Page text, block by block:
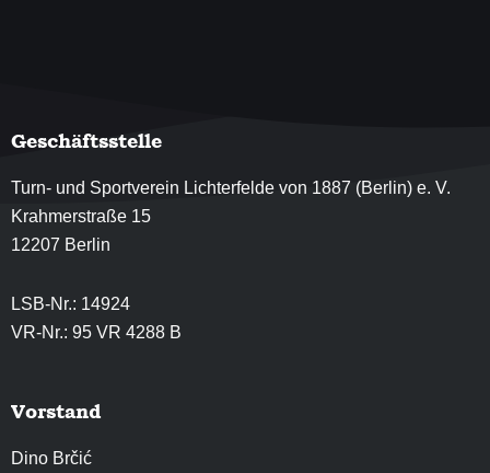
Geschäftsstelle
Turn- und Sportverein Lichterfelde von 1887 (Berlin) e. V.
Krahmerstraße 15
12207 Berlin
LSB-Nr.: 14924
VR-Nr.: 95 VR 4288 B
Vorstand
Dino Brčić